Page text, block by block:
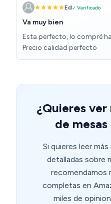
oscila según va girando,
"peonza". Culpa mía
comprarla. Buscaré otra
giratoria (no eléctrica) que
tiene rodamientos en toda
Ed✓ Verificado
Va muy bien
Esta perfecto, lo compré
Precio calidad perfecto
¿Quieres ver
de
Si quieres leer
detalladas sobre
recomendamos
completas en
miles de